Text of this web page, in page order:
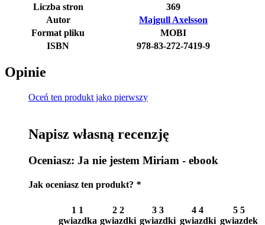
Liczba stron
369
Autor
Majgull Axelsson
Format pliku
MOBI
ISBN
978-83-272-7419-9
Opinie
Oceń ten produkt jako pierwszy
Napisz własną recenzję
Oceniasz: Ja nie jestem Miriam - ebook
Jak oceniasz ten produkt? *
1 1
gwiazdka
2 2
gwiazdki
3 3
gwiazdki
4 4
gwiazdki
5 5
gwiazdek